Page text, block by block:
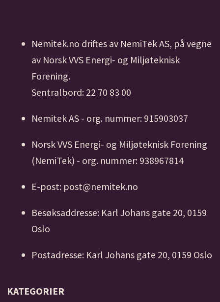
Nemitek.no driftes av NemiTek AS, på vegne
av Norsk VVS Energi- og Miljøteknisk
Forening.
Sentralbord: 22 70 83 00
Nemitek AS - org. nummer: 915903037
Norsk VVS Energi- og Miljøteknisk Forening
(NemiTek) - org. nummer: 938967814
E-post: post@nemitek.no
Besøksaddresse: Karl Johans gate 20, 0159
Oslo
Postadresse: Karl Johans gate 20, 0159 Oslo
KATEGORIER